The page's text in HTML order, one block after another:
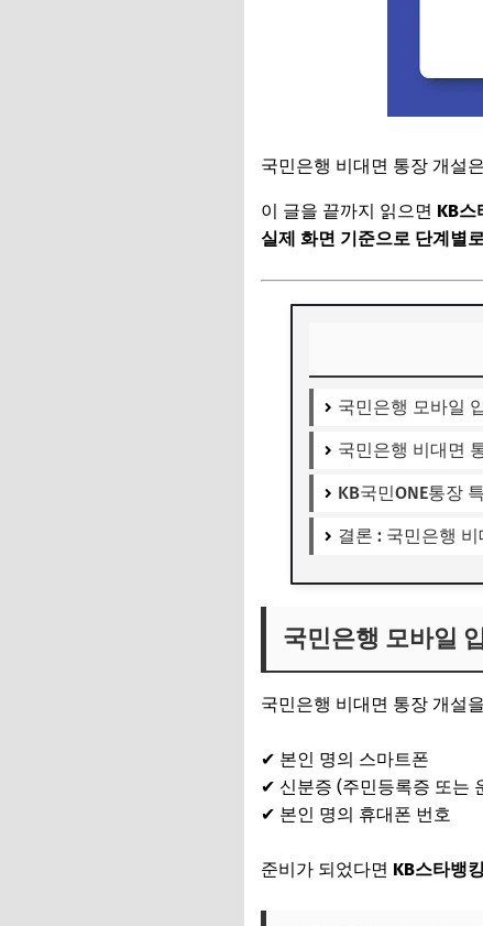
국민은행 비대면 통장 개설
이 글을 끝까지 읽으면 KB스
실제 화면 기준으로 단계별
국민은행 모바일
국민은행 비대면
KB국민ONE통장
결론 : 국민은행
국민은행 모바일
국민은행 비대면 통장 개설
✔ 본인 명의 스마트폰
✔ 신분증 (주민등록증 또는
✔ 본인 명의 휴대폰 번호
준비가 되었다면 KB스타뱅